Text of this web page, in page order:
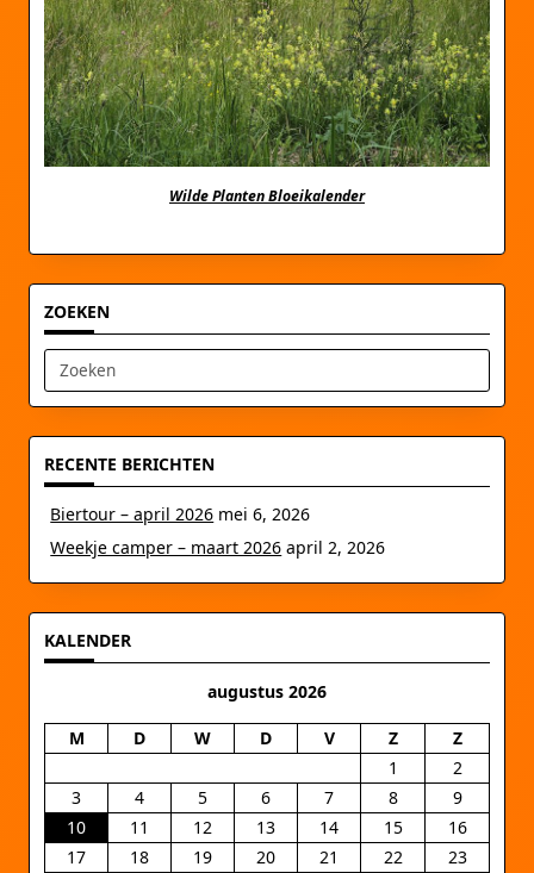
Wilde Planten Bloeikalender
ZOEKEN
Zoek
naar:
RECENTE BERICHTEN
Biertour – april 2026 mei 6, 2026
Weekje camper – maart 2026 april 2, 2026
KALENDER
augustus 2026
M D W D V Z
Z
1
2
3
4 5 6 7 8
9
10
11 12 13 14 15
16
17
18 19 20 21 22
23